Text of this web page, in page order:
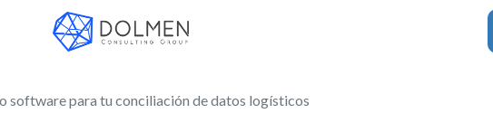
software para tu conciliación de datos logísticos